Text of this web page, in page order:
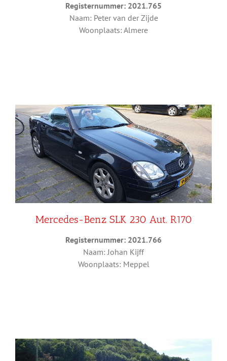
Registernummer: 2021.765
Naam: Peter van der Zijde
Woonplaats: Almere
Mercedes-Benz SLK 230 Aut. R170
Registernummer: 2021.766
Naam: Johan Kijff
Woonplaats: Meppel